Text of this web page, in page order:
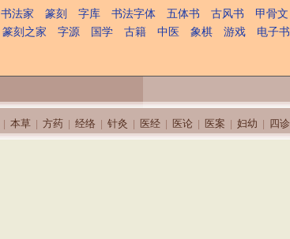
书法家 篆刻 字库 书法字体 五体书 古风书 甲骨文
篆刻之家 字源 国学 古籍 中医 象棋 游戏 电子书
本草 方药 经络 针灸 医经 医论 医案 妇幼 四诊